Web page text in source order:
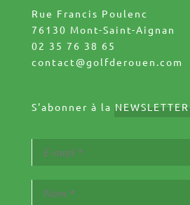
Rue Francis Poulenc
76130 Mont-Saint-Aignan
02 35 76 38 65
contact@golfderouen.com
S'abonner à la NEWSLETTER